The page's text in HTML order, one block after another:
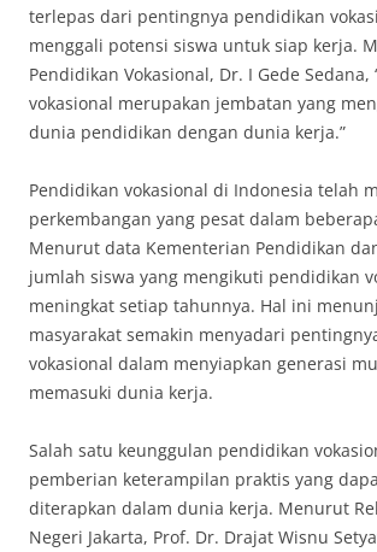
terlepas dari pentingnya pendidikan
menggali potensi siswa untuk siap kerja.
Pendidikan Vokasional, Dr. I Gede Sedana,
vokasional merupakan jembatan yang
dunia pendidikan dengan dunia kerja.”
Pendidikan vokasional di Indonesia telah
perkembangan yang pesat dalam
Menurut data Kementerian Pendidikan
jumlah siswa yang mengikuti pendidikan
meningkat setiap tahunnya. Hal ini
masyarakat semakin menyadari
vokasional dalam menyiapkan generasi
memasuki dunia kerja.
Salah satu keunggulan pendidikan
pemberian keterampilan praktis yang
diterapkan dalam dunia kerja. Menurut
Negeri Jakarta, Prof. Dr. Drajat Wisnu